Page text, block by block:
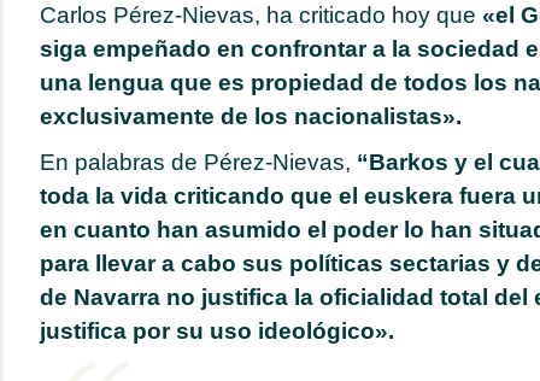
Carlos Pérez-Nievas, ha criticado hoy que «el
siga empeñado en confrontar a la sociedad
una lengua que es propiedad de todos los
exclusivamente de los nacionalistas».
En palabras de Pérez-Nievas, “Barkos y el
toda la vida criticando que el euskera fuera
en cuanto han asumido el poder lo han
para llevar a cabo sus políticas sectarias y
de Navarra no justifica la oficialidad total del
justifica por su uso ideológico».